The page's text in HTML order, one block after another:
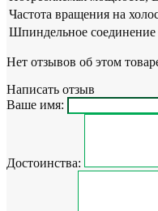
Частота вращения на
Шпиндельное соединение
Нет отзывов об этом
Написать отзыв
Ваше имя:
Достоинства: